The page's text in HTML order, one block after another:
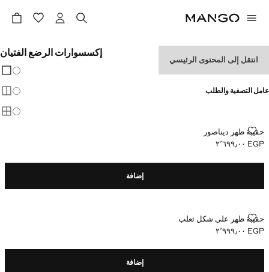
انتقل إلى المحتوى الرئيسي
إكسسوارات الرضع الفتيان
عامل التصفية والطلب
حقيبة ظهر ديناصور
حقيبة ظهر ديناصور
السعر الحالي [EGP ٢٬٦٩٩٫٠٠ ]
EGP ٢٬٦٩٩٫٠٠
إضافة
حقيبة ظهر على شكل ثعلب
حقيبة ظهر على شكل ثعلب
السعر الحالي [EGP ٢٬٩٩٩٫٠٠ ]
EGP ٢٬٩٩٩٫٠٠
إضافة